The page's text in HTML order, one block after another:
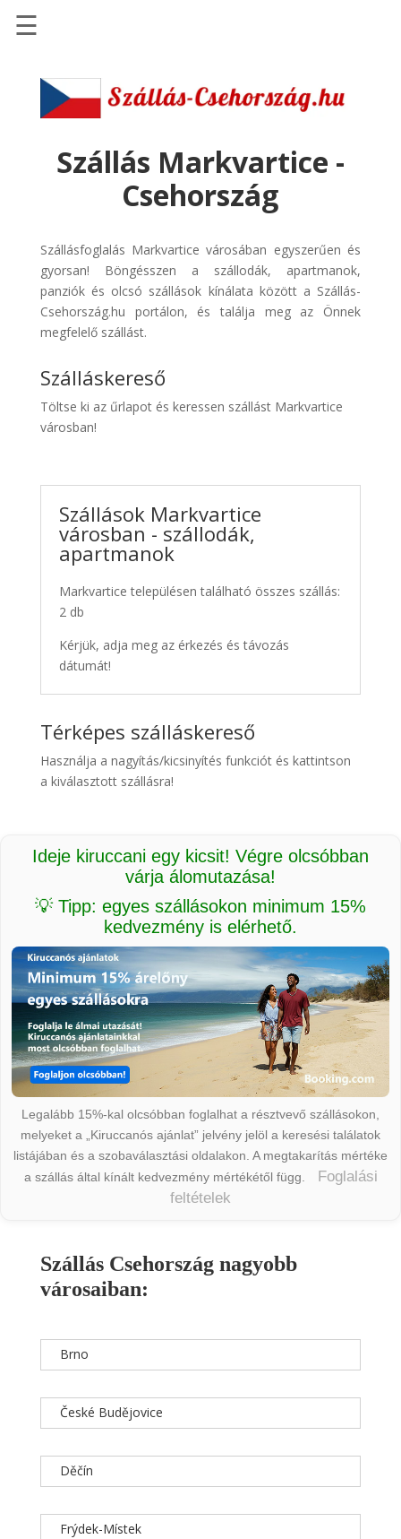
Szállások
Szállásinfo.eu
pénzvisszatérítéssel
Discover
Cars
Transzfer
Kiwi
Taxi
☰
Szállás Markvartice -
Csehország
Szállásfoglalás Markvartice városában egyszerűen és
gyorsan! Böngésszen a szállodák, apartmanok,
panziók és olcsó szállások kínálata között a Szállás-
Csehország.hu portálon, és találja meg az Önnek
megfelelő szállást.
Szálláskereső
Töltse ki az űrlapot és keressen szállást Markvartice
városban!
Szállások Markvartice
városban - szállodák,
apartmanok
Markvartice településen található összes szállás:
2 db
Kérjük, adja meg az érkezés és távozás
dátumát!
Térképes szálláskereső
Használja a nagyítás/kicsinyítés funkciót és kattintson
a kiválasztott szállásra!
Ideje kiruccani egy kicsit! Végre olcsóbban
várja álomutazása!
💡 Tipp: egyes szállásokon minimum 15%
kedvezmény is elérhető.
Legalább 15%-kal olcsóbban foglalhat a résztvevő szállásokon,
melyeket a „Kiruccanós ajánlat” jelvény jelöl a keresési találatok
listájában és a szobaválasztási oldalakon. A megtakarítás mértéke
a szállás által kínált kedvezmény mértékétől függ.
Foglalási
feltételek
Szállás Csehország nagyobb
városaiban:
Brno
České Budějovice
Děčín
Frýdek-Místek